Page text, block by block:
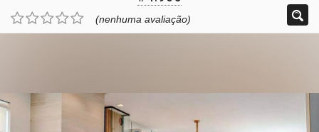
(nenhuma avaliação)